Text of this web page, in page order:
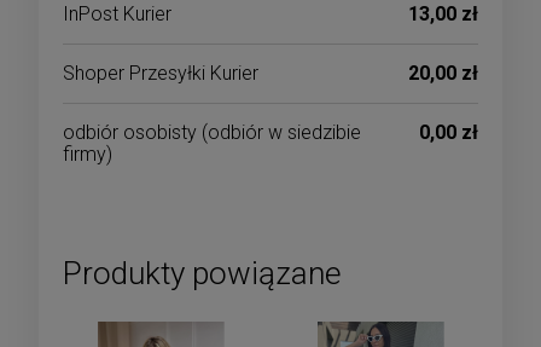
InPost Kurier 13,00 zł
Shoper Przesyłki Kurier 20,00 zł
odbiór osobisty (odbiór w siedzibie
firmy)
0,00 zł
Produkty powiązane